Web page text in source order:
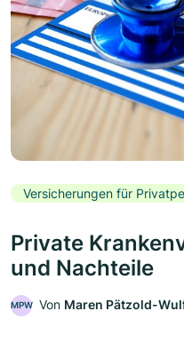
Versicherungen für
Private
und Nachteile
MPW Von Maren Pätzold-